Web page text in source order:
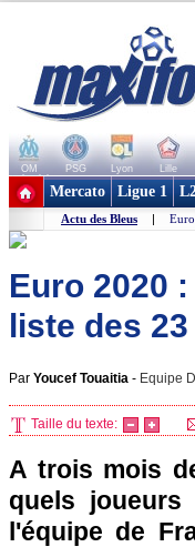
OM PSG Lyon Lille
+ de clubs
Mercato Ligue 1
Actu des Bleus |
Euro 2020
liste des
Par Youcef Touaitia - Equipe
Taille du texte:
A trois mois
quels
l'équipe de